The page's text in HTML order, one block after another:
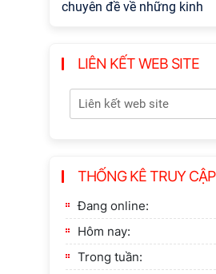
năm 2026: Thách thức,
động lực và triển vọng
phát triển"
Nam
Thông báo bổ sung về
việc tuyển sinh đào tạo
trình độ tiến sĩ đợt 1 năm
2026
LIÊN KẾT WEB SITE
THỐNG KÊ TRUY CẬP
Đang online:
Hôm nay:
Trong tuần: